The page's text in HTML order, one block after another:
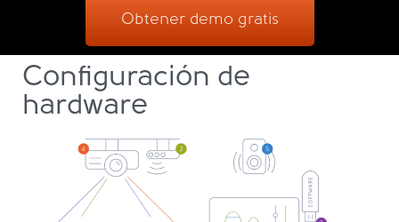
Obtener demo gratis
Configuración de
hardware